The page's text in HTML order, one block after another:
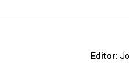
Editor: